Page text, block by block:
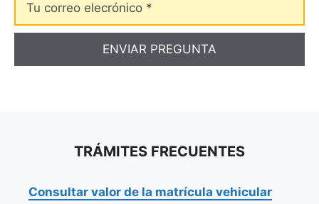
correo
elecrónico
TRÁMITES FRECUENTES
Consultar valor de la matrícula vehicular